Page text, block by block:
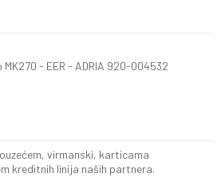
MK270 - EER - ADRIA 920-004532
virmanski, karticama
kreditnih linija naših partnera.